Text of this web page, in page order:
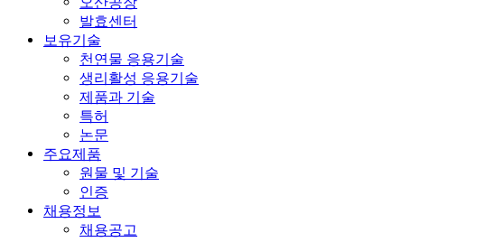
발효센터
보유기술
천연물 응용기술
생리활성 응용기술
제품과 기술
특허
논문
주요제품
원물 및 기술
인증
채용정보
채용공고